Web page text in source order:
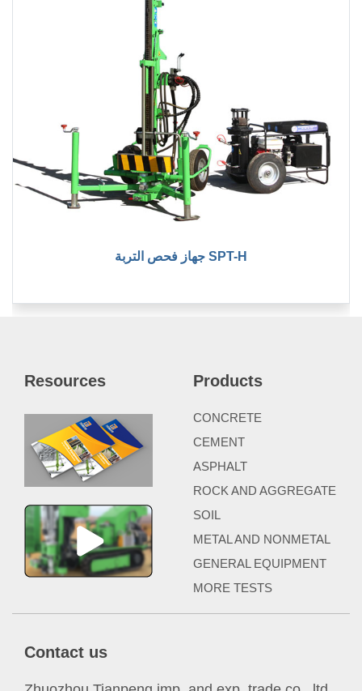
جهاز فحص التربة SPT-H
Resources Products
CONCRETE
CEMENT
ASPHALT
ROCK AND AGGREGATE
SOIL
METAL AND NONMETAL
GENERAL EQUIPMENT
MORE TESTS
Contact us